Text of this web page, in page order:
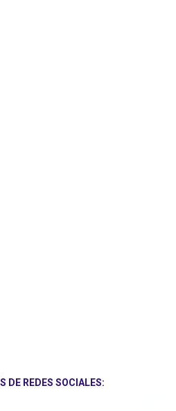
DE REDES SOCIALES: